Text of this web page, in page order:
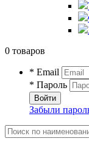
0 товаров
* Email
* Пароль
Войти
Забыли